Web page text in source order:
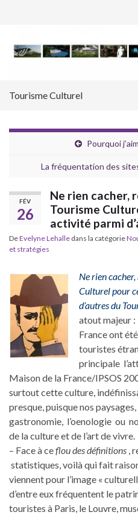
Tourisme Culturel
Pourquoi
La fréquentation des
FÉV
26
Ne rien cacher,
Tourisme
activité parmi
DeEvelyne Lehalle dans la catégorie
et stratégies
Ne rien
Culturel pour
d’autres du
atout majeur :
France ont
touristes
principale
Maison de la France/IPSOS
surtout cette culture,
presque, puisque nos
gastronomie, l’oenologie ou
de la culture et de l’art de vivre.
– Face à ceflou des définitions ,
statistiques, voilà qui fait
viennent pour l’image «
d’entre eux fréquentent le
touristes à Paris, le Louvre,